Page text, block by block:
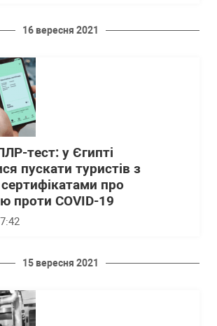
16 вересня 2021
тест: у Єгипті
пускати туристів з
сертифікатами про
проти COVID-19
15 вересня 2021